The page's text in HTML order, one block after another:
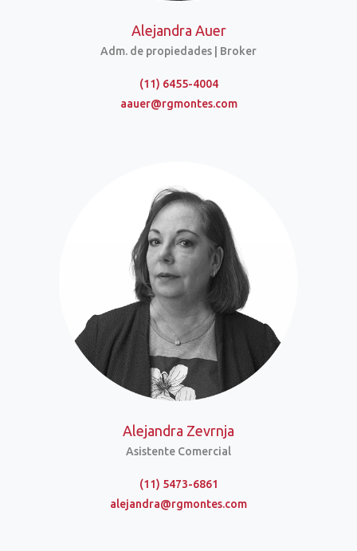
Alejandra Auer
Adm. de propiedades | Broker
(11) 6455-4004
aauer@rgmontes.com
Alejandra Zevrnja
Asistente Comercial
(11) 5473-6861
alejandra@rgmontes.com